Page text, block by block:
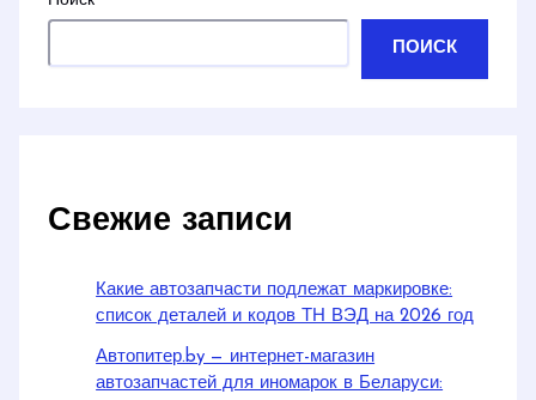
ПОИСК
Свежие записи
Какие автозапчасти подлежат маркировке:
список деталей и кодов ТН ВЭД на 2026 год
Автопитер.by — интернет-магазин
автозапчастей для иномарок в Беларуси: